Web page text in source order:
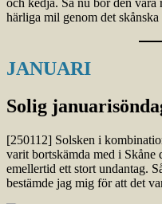
härliga mil genom det skånska
JANUARI
Solig
[250112] Solsken i
varit bortskämda med i Skåne
emellertid ett stort undantag.
bestämde jag mig för att det